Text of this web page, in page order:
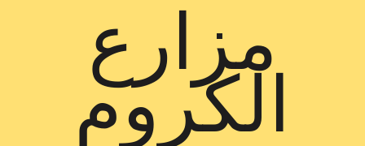
مزارع
الكروم